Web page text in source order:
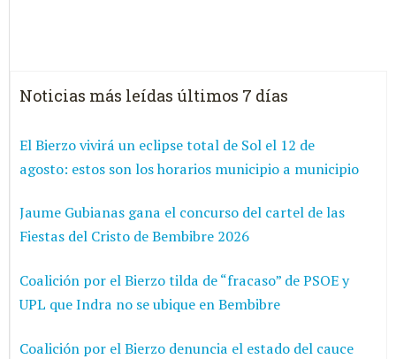
Noticias más leídas últimos 7 días
El Bierzo vivirá un eclipse total de Sol el 12 de
agosto: estos son los horarios municipio a municipio
Jaume Gubianas gana el concurso del cartel de las
Fiestas del Cristo de Bembibre 2026
Coalición por el Bierzo tilda de “fracaso” de PSOE y
UPL que Indra no se ubique en Bembibre
Coalición por el Bierzo denuncia el estado del cauce